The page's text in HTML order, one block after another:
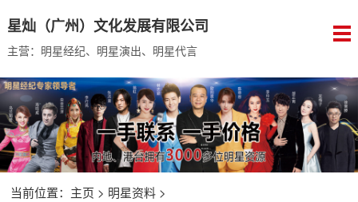
星灿（广州）文化发展有限公司
主营：明星经纪、明星演出、明星代言
当前位置： 主页 > 明星资料>